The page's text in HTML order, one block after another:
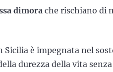
dimora che rischiano di
Sicilia è impegnata nel
durezza della vita